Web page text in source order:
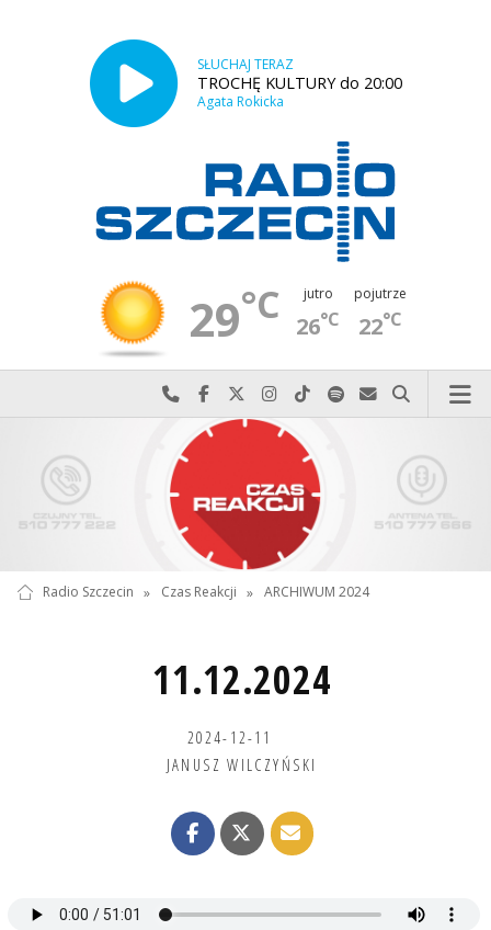
SŁUCHAJ TERAZ
TROCHĘ KULTURY do 20:00
Agata Rokicka
29°C jutro
26°C
pojutrze
22°C
Najlepiej po prostu do nas zadzwoń
Odwiedź nas na Facebook-u
Odwiedź nas na X
Odwiedź nas na Instagram-ie
Odwiedź nas na TikTok-u
Szukaj nas na Spotify
Wyślij do nas
Szukaj
Radio Szczecin » Czas Reakcji » ARCHIWUM 2024
11.12.2024
2024-12-11
JANUSZ WILCZYŃSKI